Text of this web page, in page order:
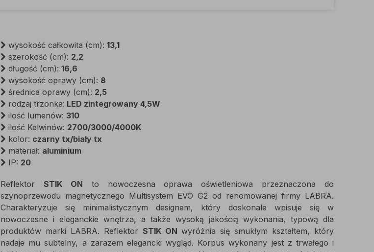
wysokość całkowita (cm): 13,1
szerokość (cm): 2,2
długość (cm): 16,6
wysokość oprawy (cm): 8
średnica oprawy (cm): 2,5
rodzaj trzonka: LED zintegrowany 4,5W
ilość lumenów: 310
ilość Kelwinów: 2700/3000/4000K
kolor: czarny tx/biały tx
materiał: aluminium
IP: 20
Reflektor STIK ON to nowoczesna oprawa oświetleniowa przeznaczona do
szynoprzewodu magnetycznego Multisystem EVO G2 od renomowanej firmy LABRA.
Charakteryzuje się minimalistycznym designem, który doskonale wpisuje się w
nowoczesne i eleganckie wnętrza, a także wysoką jakością wykonania, typową dla
produktów marki LABRA. Reflektor STIK ON wyróżnia się smukłym kształtem, który
nadaje mu subtelny, a zarazem elegancki wygląd. Korpus wykonany jest z trwałego i